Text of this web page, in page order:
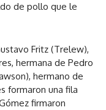
de pollo que le
Fritz (Trelew),
hermana de Pedro
hermano de
formaron una fila
firmaron